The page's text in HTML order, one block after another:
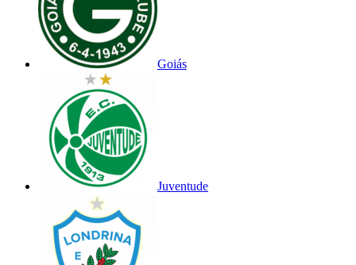
Goiás
Juventude